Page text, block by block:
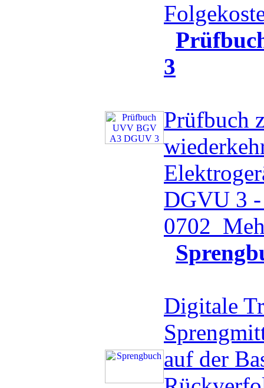
3
Prüfbuch
DGVU 3
0702
Digitale
auf der